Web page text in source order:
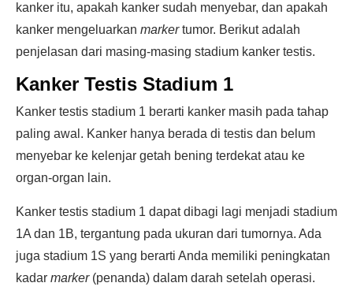
kanker itu, apakah kanker sudah menyebar, dan apakah
kanker mengeluarkan markertumor. Berikut adalah
penjelasan dari masing-masing stadium kanker testis.
Kanker Testis Stadium 1
Kanker testis stadium 1 berarti kanker masih pada tahap
paling awal. Kanker hanya berada di testis dan belum
menyebar ke kelenjar getah bening terdekat atau ke
organ-organ lain.
Kanker testis stadium 1 dapat dibagi lagi menjadi stadium
1A dan 1B, tergantung pada ukuran dari tumornya. Ada
juga stadium 1S yang berarti Anda memiliki peningkatan
kadar marker(penanda) dalam darah setelah operasi.